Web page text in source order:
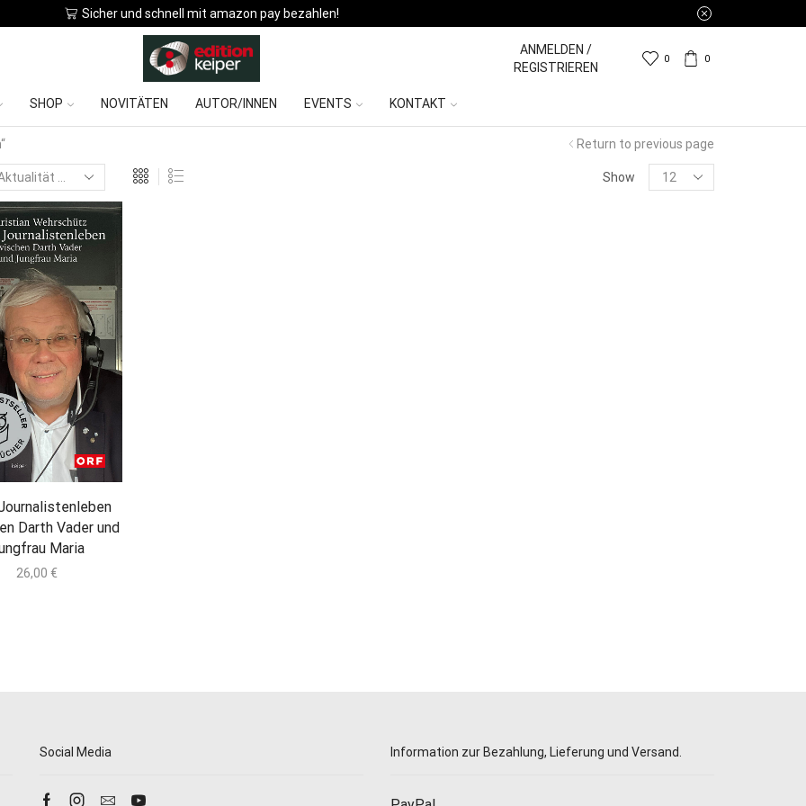
Sicher und schnell mit amazon pay bezahlen!
ANMELDEN /
REGISTRIEREN
0 0
SHOP NOVITÄTEN AUTOR/INNEN EVENTS KONTAKT
Return to previous page
Show
Darth Vader und
Maria
26,00€
Social Media Information zur Bezahlung, Lieferung und Versand.